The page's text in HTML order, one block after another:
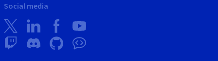
Social media